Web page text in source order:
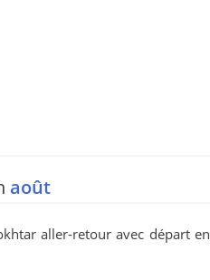
août
aller-retour avec départ en